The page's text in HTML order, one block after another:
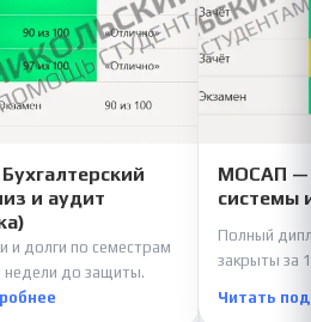
и аудит
и долги по семестрам
недели до защиты.
МОСАП —
системы
Полный
закрыты за
Читать